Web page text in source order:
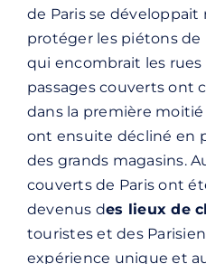
de Paris se
protéger les piétons de
qui encombrait les rues
passages couverts ont
dans la première moitié
ont ensuite décliné en
des grands magasins.
couverts de Paris ont
devenus des lieux de
touristes et des
expérience unique et